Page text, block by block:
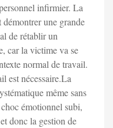
infirmier. La
une grande
de rétablir un
car la victime va se
normal de travail.
est nécessaire.La
même sans
émotionnel subi,
donc la gestion de